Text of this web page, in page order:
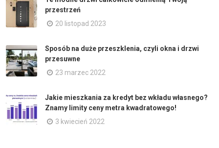
przestrzeń
20 listopad 2023
Sposób na duże przeszklenia, czyli okna i drzwi
przesuwne
23 marzec 2022
Jakie mieszkania za kredyt bez wkładu własnego?
Znamy limity ceny metra kwadratowego!
3 kwiecień 2022